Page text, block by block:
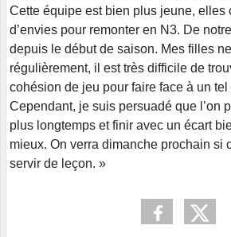
Cette équipe est bien plus jeune, elles
d’envies pour remonter en N3. De
depuis le début de saison. Mes filles
régulièrement, il est très difficile de
cohésion de jeu pour faire face à un tel
Cependant, je suis persuadé que l’on
plus longtemps et finir avec un écart
mieux. On verra dimanche prochain si
servir de leçon. »